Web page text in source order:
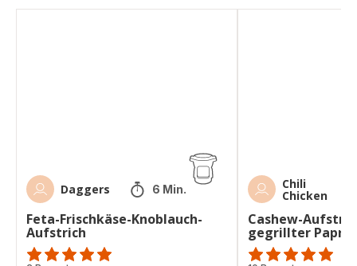
Daggers 6 Min.
Feta-Frischkäse-Knoblauch-
Aufstrich
Chili
Chicken
Cashew-
gegrillter